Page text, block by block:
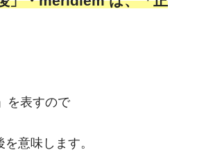
を表すので
意味します。